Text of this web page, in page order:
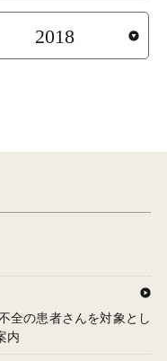
2018
全の患者さんを対象とし
内